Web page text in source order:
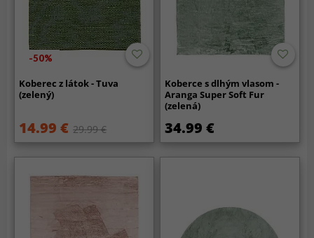
-50%
Koberec z látok - Tuva
(zelený)
14.99 € 29.99 €
Koberce s dlhým vlasom -
Aranga Super Soft Fur
(zelená)
34.99 €